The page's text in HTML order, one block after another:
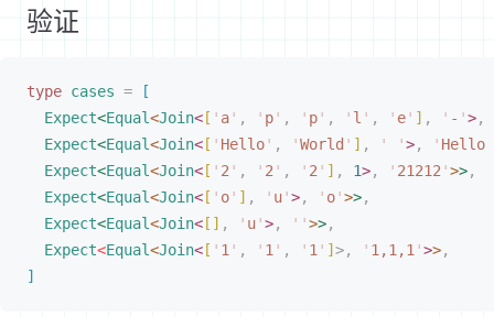
验证
type cases =
[
Expect<Equal<Join< [ ' a' , ' p' , ' p' , ' l ' , ' e' ] , ' - '>,
Expect<Equal<Join< [ ' Hello' , 'World ' ] , ' '>, ' Hello
Expect<Equal<Join< [ ' 2 ' , ' 2 ' , ' 2 ' ] , 1>, ' 21212 '>>,
Expect<Equal<Join< [ ' o' ] , ' u'>, ' o'>>,
Expect<Equal<Join< [ ] , ' u'>, ''>>,
Expect<Equal<Join< [ ' 1 ' , ' 1 ' , ' 1 ' ] >, ' 1,1,1 '>>,
]